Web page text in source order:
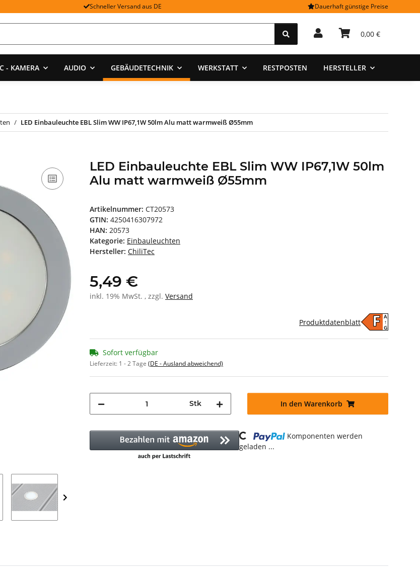
Schneller Versand aus DE Dauerhaft günstige Preise
0,00 €
- KAMERA AUDIO GEBÄUDETECHNIK WERKSTATT RESTPOSTEN HERSTELLER
LED Einbauleuchte EBL Slim WW IP67,1W 50lm Alu matt warmweiß Ø55mm
LED Einbauleuchte EBL Slim WW IP67,1W 50lm
Alu matt warmweiß Ø55mm
Artikelnummer: CT20573
GTIN: 4250416307972
HAN: 20573
Kategorie: Einbauleuchten
Hersteller: ChiliTec
5,49 €
inkl. 19% MwSt. , zzgl. Versand
F A
↑
G
Produktdatenblatt
Sofort verfügbar
Lieferzeit: 1 - 2 Tage (DE - Ausland abweichend)
Stk In den Warenkorb
Loading...
Komponenten werden
geladen ...